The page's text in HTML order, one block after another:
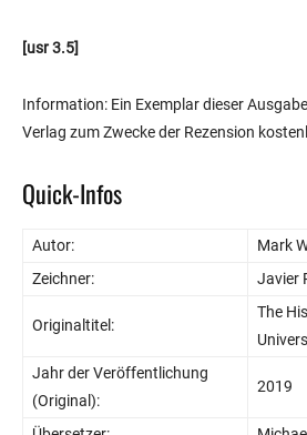
[usr 3.5]
Information: Ein Exemplar dieser
Verlag zum Zwecke der Rezension
Quick-Infos
Autor:
Mark
Zeichner:
Javier
Originaltitel:
The
Jahr der Veröffentlichung
(Original):
2019